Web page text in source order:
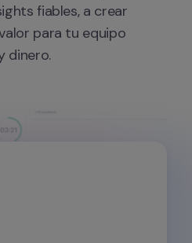
fiables, a crear
para tu equipo
dinero.